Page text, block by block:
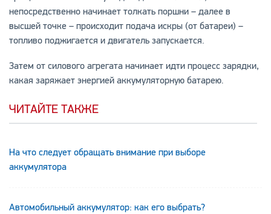
непосредственно начинает толкать поршни – далее в
высшей точке – происходит подача искры (от батареи) –
топливо поджигается и двигатель запускается.
Затем от силового агрегата начинает идти процесс зарядки,
какая заряжает энергией аккумуляторную батарею.
ЧИТАЙТЕ ТАКЖЕ
На что следует обращать внимание при выборе
аккумулятора
Автомобильный аккумулятор: как его выбрать?